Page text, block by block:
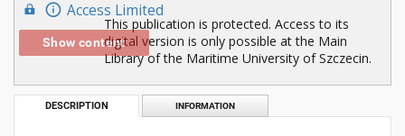
Access Limited
Show content
This publication is protected. Access to its
digital version is only possible at the Main
Library of the Maritime University of Szczecin.
DESCRIPTION INFORMATION